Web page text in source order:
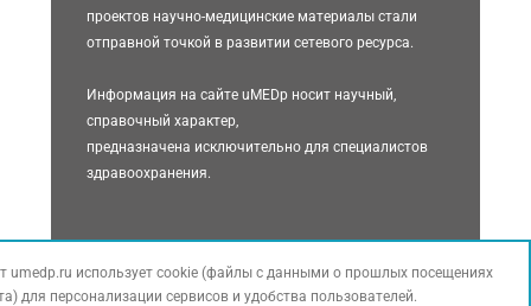
проектов научно-медицинские материалы стали
отправной точкой в развитии сетевого ресурса.
Информация на сайте uMEDp носит научный,
справочный характер,
предназначена исключительно для специалистов
здравоохранения.
uMEDp - медицинский портал для врачей,
объединяющий информацию о современных
umedp.ru использует cookie (файлы с данными о прошлых посещениях
для персонализации сервисов и удобства пользователей.